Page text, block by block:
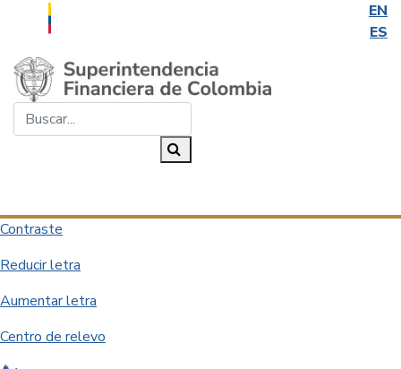
EN
ES
Saltar al contenido principal
Contraste
Reducir letra
Aumentar letra
Centro de relevo